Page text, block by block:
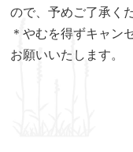
ので、予めご了承く
＊やむを得ずキャン
お願いいたします。